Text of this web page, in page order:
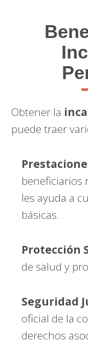
Obtener la
puede traer
beneficiarios
les ayuda a
básicas.
Protección
de salud y
Seguridad
oficial de la
derechos